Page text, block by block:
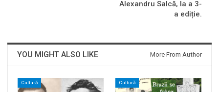
Alexandru Salcă, la a 3-
a ediție.
YOU MIGHT ALSO LIKE More From Author
Cultură Cultură